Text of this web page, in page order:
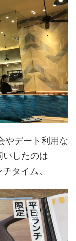
やデート利用な
いしたのは
タイム。